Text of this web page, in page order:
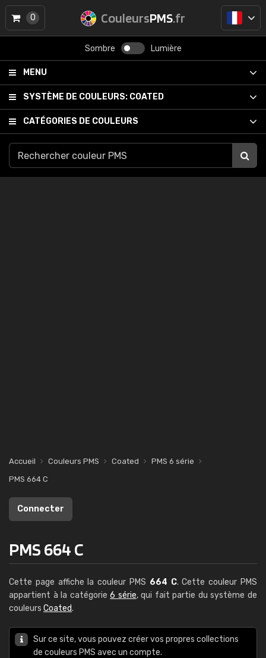
CouleursPMS.fr
Sombre Lumière
MENU
SYSTÈME DE COULEURS: COATED
CATÉGORIES DE COULEURS
0
Accueil Couleurs PMS Coated
PMS 6 série
PMS 664 C
Connecter
PMS 664 C
Cette page affiche la couleur PMS 664 C. Cette couleur PMS
appartient à la catégorie6 série, qui fait partie du système de
couleurs Coated.
Sur ce site, vous pouvez créer vos propres collections
de couleurs PMS avec un compte.